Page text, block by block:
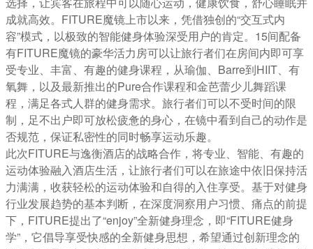
成就高效。FITURE魔镜上市以来，凭借独创的“交互式内
容”模式，以极致的智能健身体验深受用户的肯定。15间配备
有FITURE魔镜的豪华活力房可以让旅行者们在房间内即可享
受专业、丰富、有趣的健身课程，从瑜伽、Barre到HIIT、有
氧舞，以及最新推出的Pure合作课程和金芭蕾少儿舞蹈课
程，满足各式人群的健身需求。旅行者们可以不受时间的限
制，足不出户即可放松疲惫的身心，在镜中看到自己的动作是
否规范，保证私密性的同时畅享运动乐趣。
此次FITURE与逸衡酒店的战略合作，将专业、智能、有趣的
运动体验融入酒店生活，让旅行者们可以在旅途中依旧保持活
力满满，收获轻松的运动体验和自得的入住享受。基于对健身
行业发展趋势的基本判断，在深度洞察用户习惯、痛点的前提
下，FITURE提出了“enjoy”全新健身理念，即“FITURE健身
学”，它倡导享受快感的全新健身思想，希望通过创新理念的